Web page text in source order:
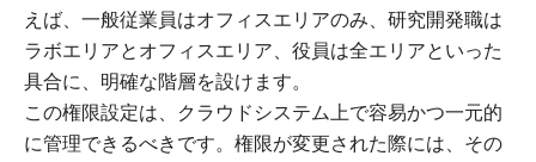
えば、一般従業員はオフィスエリアのみ、研究開発職は
ラボエリアとオフィスエリア、役員は全エリアといった
具合に、明確な階層を設けます。
この権限設定は、クラウドシステム上で容易かつ一元的
に管理できるべきです。権限が変更された際には、その